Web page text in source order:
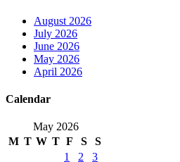
August 2026
July 2026
June 2026
May 2026
April 2026
Calendar
May 2026
M T W T F S
S
1
2
3